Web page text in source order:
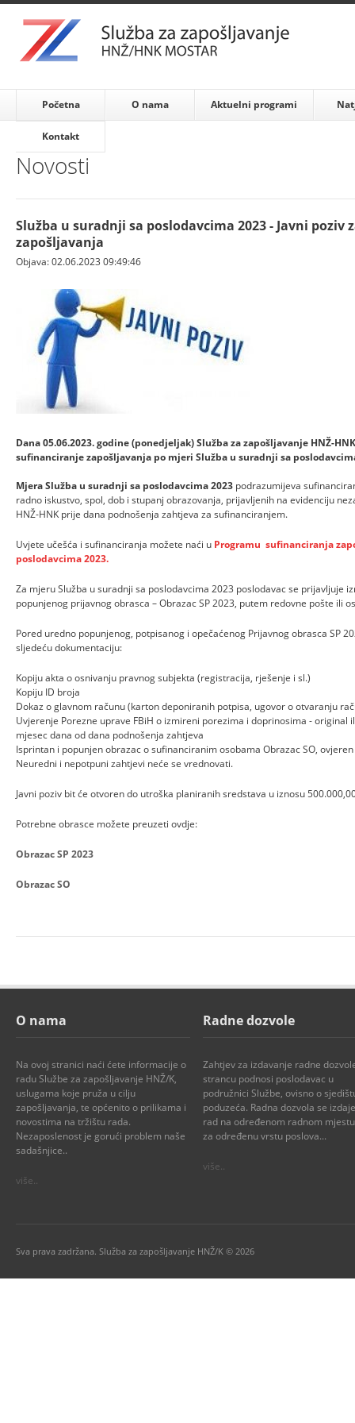
Početna O nama Aktuelni programi
Kontakt
Novosti
Služba u suradnji sa poslodavcima 2023 - Javni poziv
zapošljavanja
Objava: 02.06.2023 09:49:46
Dana 05.06.2023. godine (ponedjeljak) Služba za zapošljavanje HNŽ-
sufinanciranje zapošljavanja po mjeri Služba u suradnji sa
Mjera Služba u suradnji sa poslodavcima 2023 podrazumijeva
radno iskustvo, spol, dob i stupanj obrazovanja, prijavljenih na evidenciju
HNŽ-HNK prije dana podnošenja zahtjeva za sufinanciranjem.
Uvjete učešća i sufinanciranja možete naći u Programu sufinanciranja
poslodavcima 2023.
Za mjeru Služba u suradnji sa poslodavcima 2023 poslodavac se prijavljuje
popunjenog prijavnog obrasca – Obrazac SP 2023, putem redovne pošte ili
Pored uredno popunjenog, potpisanog i opečaćenog Prijavnog obrasca SP
sljedeću dokumentaciju:
Kopiju akta o osnivanju pravnog subjekta (registracija, rješenje i sl.)
Kopiju ID broja
Dokaz o glavnom računu (karton deponiranih potpisa, ugovor o otvaranju
Uvjerenje Porezne uprave FBiH o izmireni porezima i doprinosima - original
mjesec dana od dana podnošenja zahtjeva
Isprintan i popunjen obrazac o sufinanciranim osobama Obrazac SO,
Neuredni i nepotpuni zahtjevi neće se vrednovati.
Javni poziv bit će otvoren do utroška planiranih sredstava u iznosu
Potrebne obrasce možete preuzeti ovdje:
Obrazac SP 2023
Obrazac SO
O nama
Na ovoj stranici naći ćete informacije o
radu Službe za zapošljavanje HNŽ/K,
uslugama koje pruža u cilju
zapošljavanja, te općenito o prilikama i
novostima na tržištu rada.
Nezaposlenost je gorući problem naše
sadašnjice..
više..
Radne dozvole
Zahtjev za izdavanje radne
strancu podnosi poslodavac u
podružnici Službe, ovisno o
poduzeća. Radna dozvola se
rad na određenom radnom
za određenu vrstu poslova...
više..
Sva prava zadržana. Služba za zapošljavanje HNŽ/K © 2026